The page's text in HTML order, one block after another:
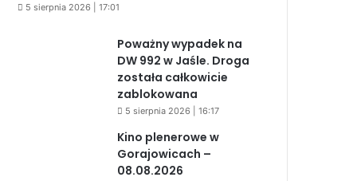
5 sierpnia 2026 | 17:01
Poważny wypadek na
DW 992 w Jaśle. Droga
została całkowicie
zablokowana
5 sierpnia 2026 | 16:17
Kino plenerowe w
Gorajowicach –
08.08.2026